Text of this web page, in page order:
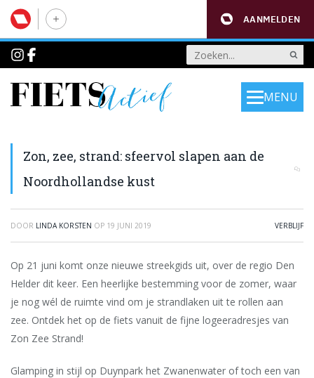
AANMELDEN
MENU
Zon, zee, strand: sfeervol slapen aan de
Noordhollandse kust
DOOR LINDA KORSTEN OP 19 JUNI 2019 VERBLIJF
Op 21 juni komt onze nieuwe streekgids uit, over de regio Den
Helder dit keer. Een heerlijke bestemming voor de zomer, waar
je nog wél de ruimte vind om je strandlaken uit te rollen aan
zee. Ontdek het op de fiets vanuit de fijne logeeradresjes van
Zon Zee Strand!
Glamping in stijl op Duynpark het Zwanenwater of toch een van